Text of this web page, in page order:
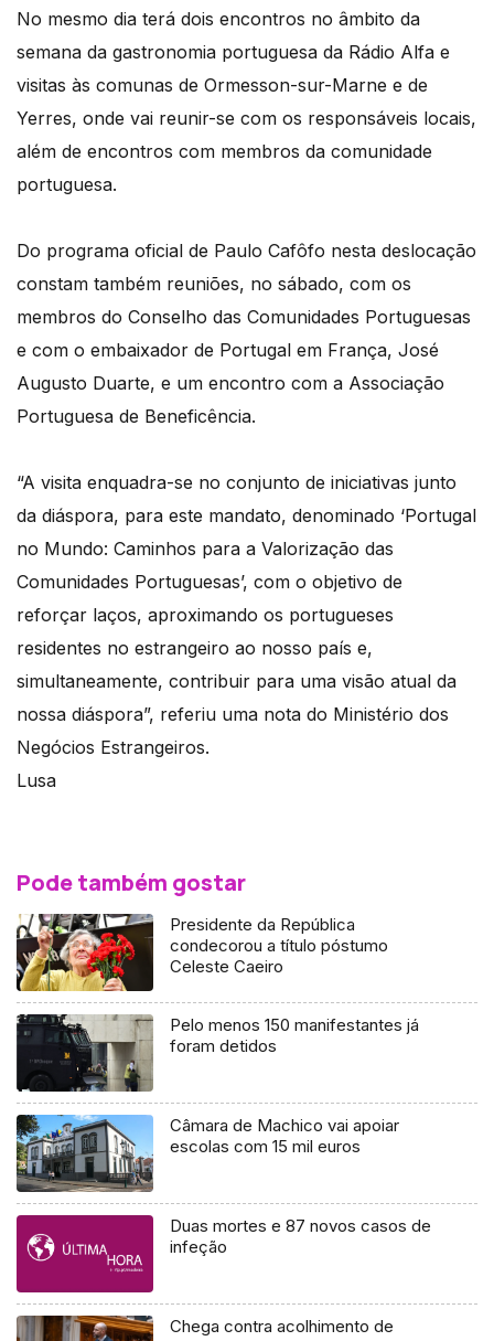
No mesmo dia terá dois encontros no âmbito da
semana da gastronomia portuguesa da Rádio Alfa e
visitas às comunas de Ormesson-sur-Marne e de
Yerres, onde vai reunir-se com os responsáveis locais,
além de encontros com membros da comunidade
portuguesa.
Do programa oficial de Paulo Cafôfo nesta deslocação
constam também reuniões, no sábado, com os
membros do Conselho das Comunidades Portuguesas
e com o embaixador de Portugal em França, José
Augusto Duarte, e um encontro com a Associação
Portuguesa de Beneficência.
“A visita enquadra-se no conjunto de iniciativas junto
da diáspora, para este mandato, denominado ‘Portugal
no Mundo: Caminhos para a Valorização das
Comunidades Portuguesas’, com o objetivo de
reforçar laços, aproximando os portugueses
residentes no estrangeiro ao nosso país e,
simultaneamente, contribuir para uma visão atual da
nossa diáspora”, referiu uma nota do Ministério dos
Negócios Estrangeiros.
Lusa
Pode também gostar
Presidente da República
condecorou a título póstumo
Celeste Caeiro
Pelo menos 150 manifestantes já
foram detidos
Câmara de Machico vai apoiar
escolas com 15 mil euros
Duas mortes e 87 novos casos de
infeção
Chega contra acolhimento de